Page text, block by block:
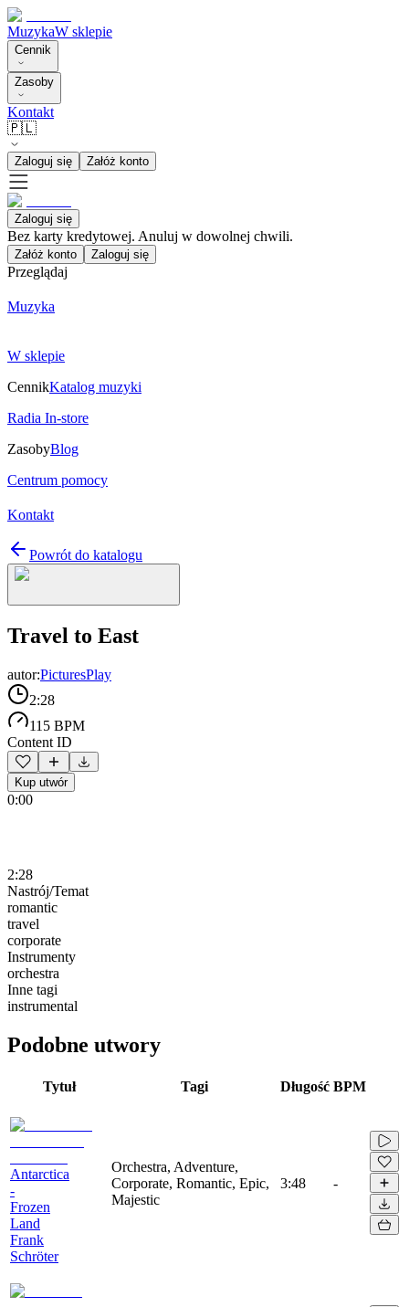
MuzykaW sklepie
Cennik
Zasoby
Kontakt
🇵🇱
Zaloguj się Załóż konto
Zaloguj się
Bez karty kredytowej. Anuluj w dowolnej chwili.
Załóż konto Zaloguj się
Przeglądaj
Muzyka
W sklepie
CennikKatalog muzyki
Radia In-store
ZasobyBlog
Centrum pomocy
Kontakt
Powrót do katalogu
Travel to East
autor:PicturesPlay
2:28
115 BPM
Content ID
Kup utwór
0:00
2:28
Nastrój/Temat
romantic
travel
corporate
Instrumenty
orchestra
Inne tagi
instrumental
Podobne utwory
Tytuł Tagi Długość BPM
Antarctica
-
Frozen
Land
Frank
Schröter
Orchestra, Adventure,
Corporate, Romantic, Epic,
Majestic
3:48 -